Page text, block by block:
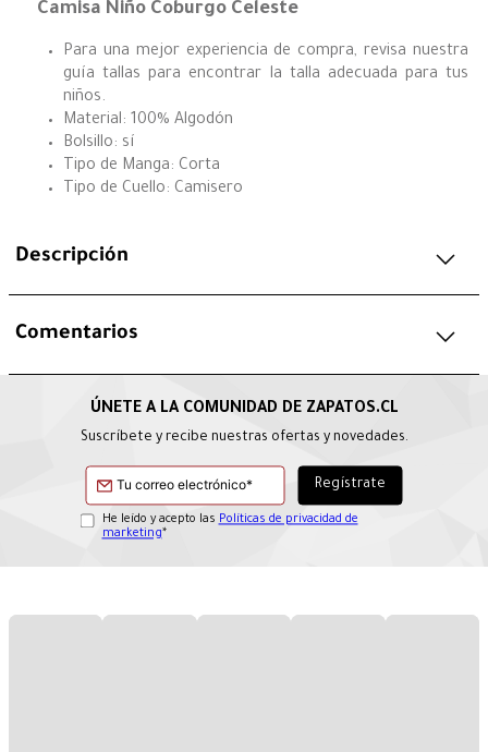
Camisa Niño Coburgo Celeste
Para una mejor experiencia de compra, revisa nuestra
guía tallas para encontrar la talla adecuada para tus
niños.
Material: 100% Algodón
Bolsillo: sí
Tipo de Manga: Corta
Tipo de Cuello: Camisero
Descripción
Comentarios
Suscríbete y recibe nuestras ofertas y novedades.
He leído y acepto las Políticas de privacidad de
marketing*